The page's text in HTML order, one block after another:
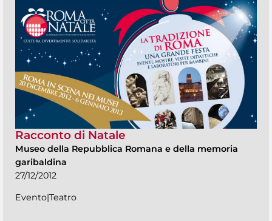
Racconto di Natale
Museo della Repubblica Romana e della memoria
garibaldina
27/12/2012
Evento|Teatro